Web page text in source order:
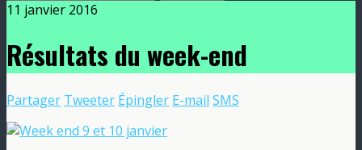
11 janvier 2016
Résultats du week-end
Partager Tweeter Épingler E-mail SMS